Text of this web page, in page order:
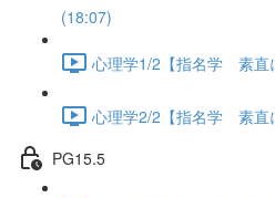
(18:07)
心理学1/2【指名学 素直
心理学2/2【指名学 素直
PG15.5